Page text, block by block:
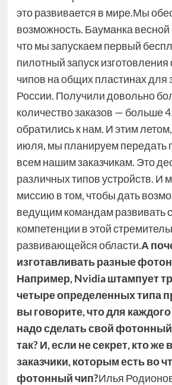
это развивается в мире.Мы
возможность. Бауманка
что мы запускаем первый
пилотный запуск
чипов на общих пластинах для
России. Получили довольно
количество заказов — больше
обратились к нам. И этим
июля, мы планируем передать
всем нашим заказчикам. Это
различных типов устройств. И
миссию в том, чтобы дать
ведущим командам развивать
компетенции в этой
развивающейся области.А
изготавливать разные
Например, Nvidia штампует
четыре определенных типа
вы говорите, что для каждого
надо сделать свой
так? И, если не секрет, кто же
заказчики, которым есть во
фотонный чип?Илья